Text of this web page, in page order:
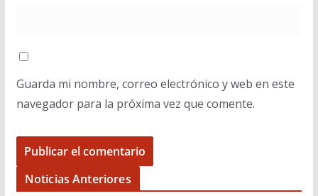
Guarda mi nombre, correo electrónico y web en este
navegador para la próxima vez que comente.
Noticias Anteriores